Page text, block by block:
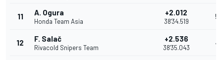
11 A. Ogura
Honda Team Asia
+2.012
38'34.519
5
12 F. Salač
Rivacold Snipers Team
+2.536
38'35.043
4